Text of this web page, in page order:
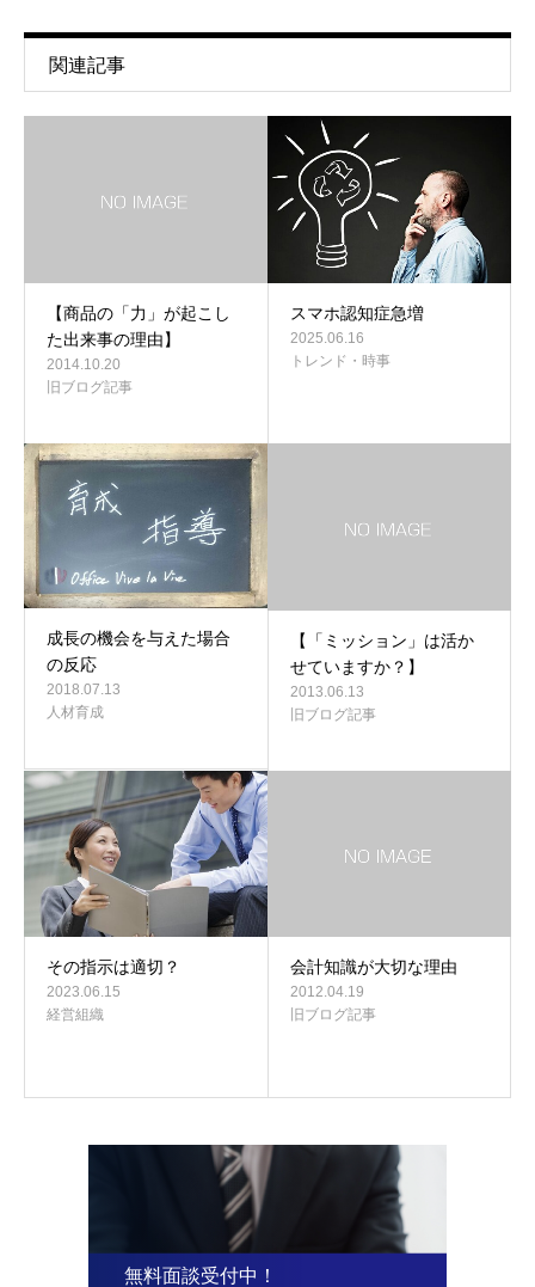
関連記事
【商品の「力」が起こし
た出来事の理由】
2014.10.20
旧ブログ記事
スマホ認知症急増
2025.06.16
トレンド・時事
成長の機会を与えた場合
の反応
2018.07.13
人材育成
【「ミッション」は活か
せていますか？】
2013.06.13
旧ブログ記事
その指示は適切？
2023.06.15
経営組織
会計知識が大切な理由
2012.04.19
旧ブログ記事
無料面談受付中！